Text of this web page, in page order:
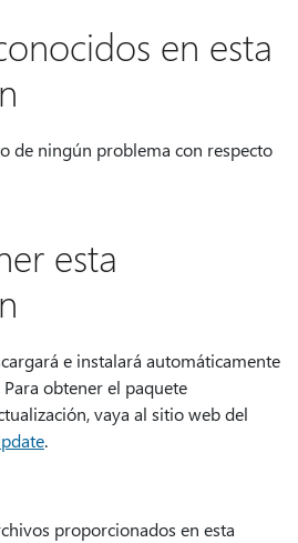
en esta
de ningún problema con respecto
esta
e instalará automáticamente
obtener el paquete
vaya al sitio web del
.
proporcionados en esta